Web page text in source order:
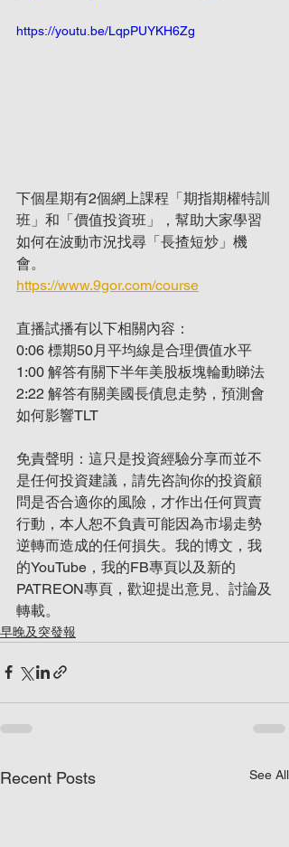
https://youtu.be/LqpPUYKH6Zg
下個星期有2個網上課程「期指期權特訓
班」和「價值投資班」，幫助大家學習
如何在波動市況找尋「長揸短炒」機
會。
https://www.9gor.com/course
直播試播有以下相關內容：
0:06 標期50月平均線是合理價值水平
1:00 解答有關下半年美股板塊輪動睇法
2:22 解答有關美國長債息走勢，預測會
如何影響TLT
免責聲明：這只是投資經驗分享而並不
是任何投資建議，請先咨詢你的投資顧
問是否合適你的風險，才作出任何買賣
行動，本人恕不負責可能因為市場走勢
逆轉而造成的任何損失。我的博文，我
的YouTube，我的FB專頁以及新的
PATREON專頁，歡迎提出意見、討論及
轉載。
早晚及突發報
Recent Posts See All